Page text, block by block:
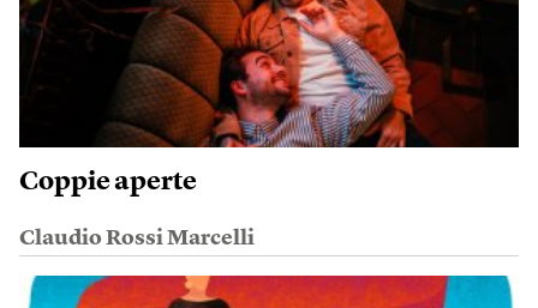
Coppie aperte
Claudio Rossi Marcelli